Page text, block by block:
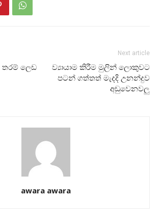
තරම් ලෙඩ
Next article
ව්‍යායාම කිරීම මුලින් ලොකුවට
පටන් ගත්තත් මැදදි උනන්දුව
අඩුවෙනවලු
awara awara